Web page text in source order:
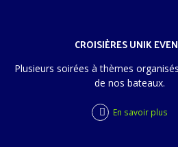
CROISIÈRES UNIK
Plusieurs soirées à thèmes
de nos bateaux.
En savoir plus